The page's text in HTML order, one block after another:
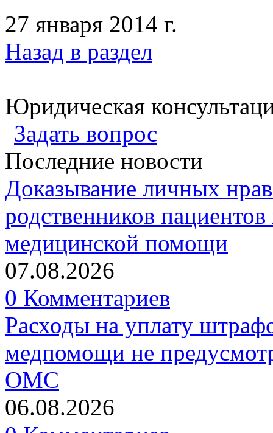
27 января 2014 г.
Назад в раздел
Юридическая
Задать вопрос
Последние новости
Доказывание личных
родственников
медицинской помощи
07.08.2026
0 Комментариев
Расходы на уплату
медпомощи не
ОМС
06.08.2026